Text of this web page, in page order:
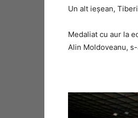
Un alt ieşean,
Medaliat cu aur la
Alin Moldoveanu,